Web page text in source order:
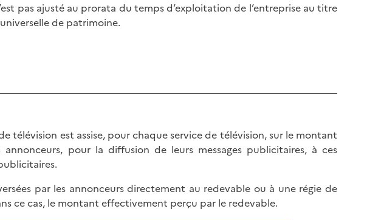
pas ajusté au prorata du temps d’exploitation de l’entreprise au titre
de patrimoine.
télévision est assise, pour chaque service de télévision, sur le montant
annonceurs, pour la diffusion de leurs messages publicitaires, à ces
par les annonceurs directement au redevable ou à une régie de
ce cas, le montant effectivement perçu par le redevable.